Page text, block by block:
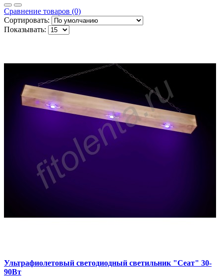
Сравнение товаров (0)
Сортировать:
Показывать:
Ультрафиолетовый светодиодный светильник "Сеат" 30-
90Вт